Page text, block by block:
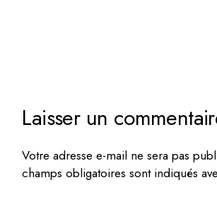
Laisser un
Votre adresse e-mail ne sera pas
champs obligatoires sont indiqués